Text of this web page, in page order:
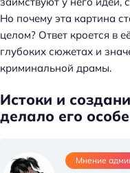
Но почему эта картина
целом? Ответ кроется в
глубоких сюжетах и
криминальной драмы.
Истоки и
делало его
Мнение